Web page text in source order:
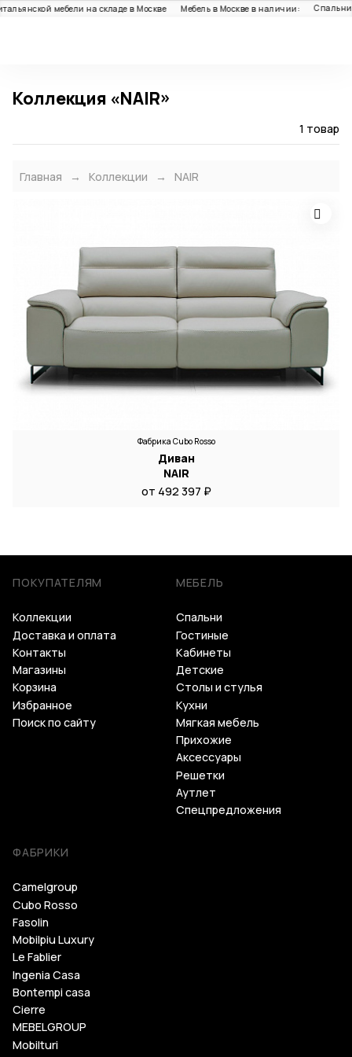
мебели на складе в Москве Мебель в Москве в наличии:
Коллекция «NAIR»
1 товар
Главная Коллекции NAIR
Фабрика Cubo Rosso
Диван
NAIR
от 492 397 ₽
ПОКУПАТЕЛЯМ
Коллекции
Доставка и оплата
Контакты
Магазины
Корзина
Избранное
Поиск по сайту
МЕБЕЛЬ
Спальни
Гостиные
Кабинеты
Детские
Столы и стулья
Кухни
Мягкая мебель
Прихожие
Аксессуары
Решетки
Аутлет
Спецпредложения
ФАБРИКИ
Camelgroup
Cubo Rosso
Fasolin
Mobilpiu Luxury
Le Fablier
Ingenia Casa
Bontempi casa
Cierre
MEBELGROUP
Mobilturi